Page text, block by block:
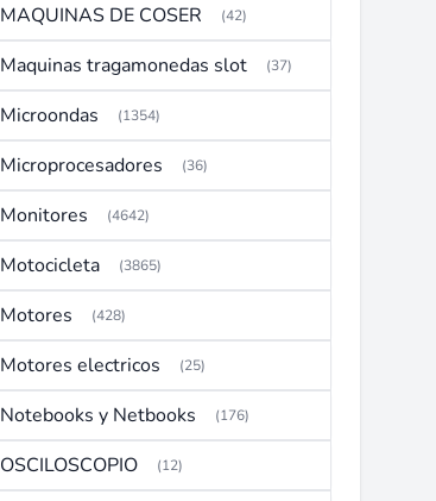
MAQUINAS DE COSER (42)
Maquinas tragamonedas slot (37)
Microondas (1354)
Microprocesadores (36)
Monitores (4642)
Motocicleta (3865)
Motores (428)
Motores electricos (25)
Notebooks y Netbooks (176)
OSCILOSCOPIO (12)